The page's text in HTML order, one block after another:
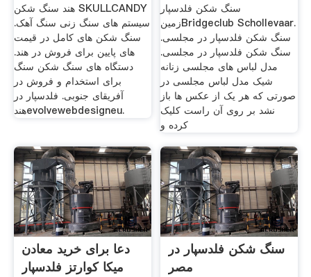
هند سنگ شکن SKULLCANDY
سیستم های سنگ زنی سنگ آهک.
سنگ شکن های کامل در قیمت
های پایین برای فروش در هند.
دستگاه های سنگ شکن سنگ
برای استخدام و فروش در
آفریقای جنوبی. فلدسپار در
هندevolvewebdesigneu.
سنگ شکن فلدسپار
زمینBridgeclub Schollevaar.
سنگ شکن فلدسپار در مجلسی.
سنگ شکن فلدسپار در مجلسی.
مدل لباس های مجلسی زنانه
شیک مدل لباس مجلسی در
صورتی که هر یک از عکس ها باز
نشد بر روی آن راست کلیک
کرده و
دعا برای خرید معادن
میکا کوارتز فلدسپار
سنگ شکن فلدسپار در
مصر